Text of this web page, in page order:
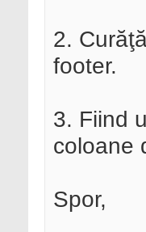
2.
footer.
3. Fiind
coloane
Spor,